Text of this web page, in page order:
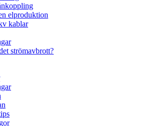
elproduktion
kablar
strömavbrott?